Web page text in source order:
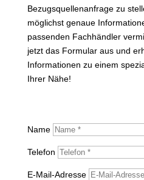
Bezugsquellenanfrage zu
möglichst genaue
passenden Fachhändler
jetzt das Formular aus und
Informationen zu einem
Ihrer Nähe!
Name
Telefon
E-Mail-Adresse